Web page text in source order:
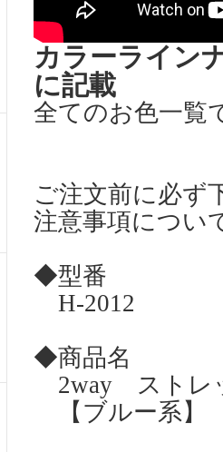
カラーライン
に記載
全てのお色一覧
ご注文前に必ず
注意事項につい
◆型番
H-2012
◆商品名
2way ストレ
【ブルー系】